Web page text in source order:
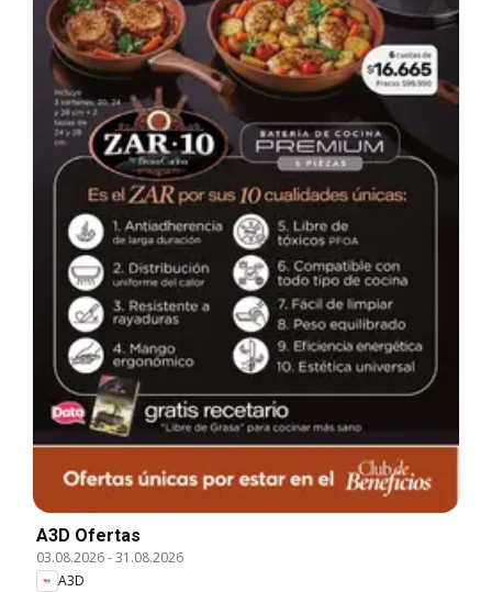
A3D Ofertas
03.08.2026-31.08.2026
A3D